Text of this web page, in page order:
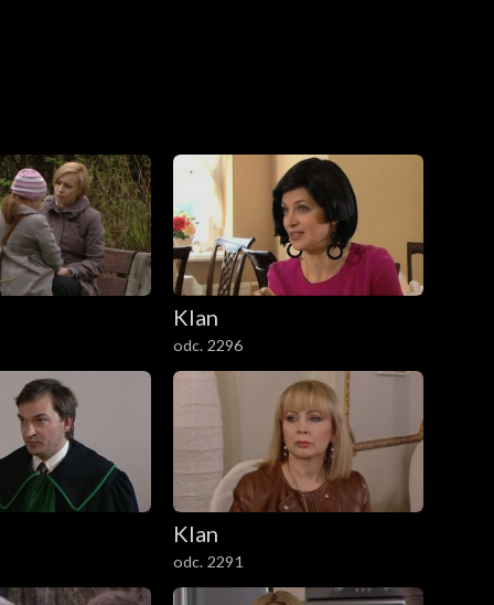
Klan
odc. 2296
Klan
odc. 2291